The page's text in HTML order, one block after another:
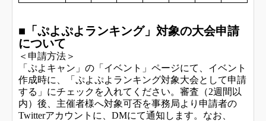
■「ぷよぷよランキング」対象の大会申請
について
＜申請方法＞
「ぷよキャン」の「イベント」ページにて、イベント
作成時に、「ぷよぷよランキング対象大会として申請
する」にチェックを入れてください。審査（2週間以
内）後、主催者様へ対象可否を事務局より申請者の
Twitterアカウントに、DMにて通知します。なお、